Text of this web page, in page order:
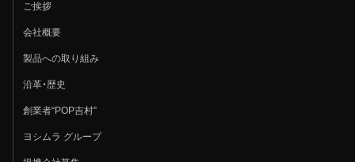
ご挨拶
会社概要
製品への取り組み
沿革・歴史
創業者“POP吉村”
ヨシムラ グループ